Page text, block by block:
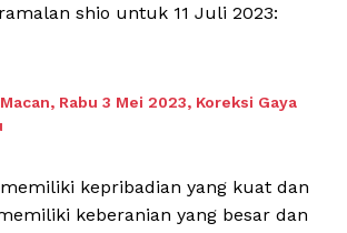
shio untuk 11 Juli 2023:
Rabu 3 Mei 2023, Koreksi Gaya
kepribadian yang kuat dan
keberanian yang besar dan